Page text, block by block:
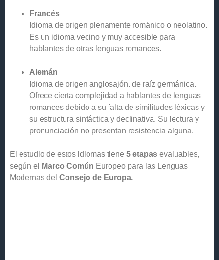
Francés
Idioma de origen plenamente románico o neolatino.
Es un idioma vecino y muy accesible para
hablantes de otras lenguas romances.
Alemán
Idioma de origen anglosajón, de raíz germánica.
Ofrece cierta complejidad a hablantes de lenguas
romances debido a su falta de similitudes léxicas y
su estructura sintáctica y declinativa. Su lectura y
pronunciación no presentan resistencia alguna.
El estudio de estos idiomas tiene 5 etapas evaluables,
según el
Marco Común Europeo para las Lenguas
Modernas del Consejo de Europa.